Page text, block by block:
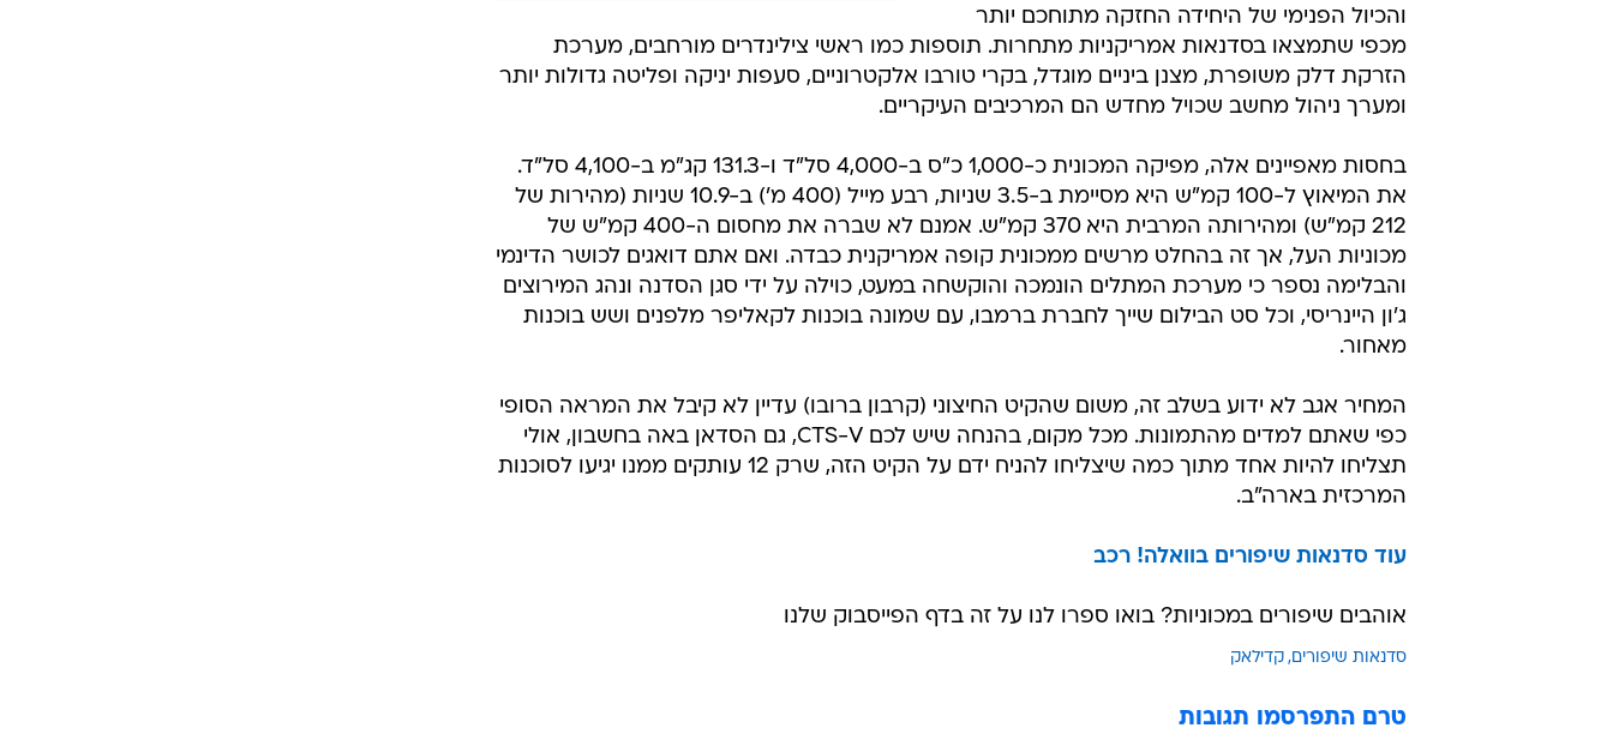
והכיול הפנימי של היחידה החזקה מתוחכם יותר
מכפי שתמצאו בסדנאות אמריקניות מתחרות. תוספות כמו ראשי צילינדרים מורחבים, מערכת
הזרקת דלק משופרת, מצנן ביניים מוגדל, בקרי טורבו אלקטרוניים, סעפות יניקה ופליטה גדולות יותר
ומערך ניהול מחשב שכויל מחדש הם המרכיבים העיקריים.
בחסות מאפיינים אלה, מפיקה המכונית כ-1,000 כ"ס ב-4,000 סל"ד ו-131.3 קג"מ ב-4,100 סל"ד.
את המיאוץ ל-100 קמ"ש היא מסיימת ב-3.5 שניות, רבע מייל (400 מ') ב-10.9 שניות (מהירות של
212 קמ"ש) ומהירותה המרבית היא 370 קמ"ש. אמנם לא שברה את מחסום ה-400 קמ"ש של
מכוניות העל, אך זה בהחלט מרשים ממכונית קופה אמריקנית כבדה. ואם אתם דואגים לכושר הדינמי
והבלימה נספר כי מערכת המתלים הונמכה והוקשחה במעט, כוילה על ידי סגן הסדנה ונהג המירוצים
ג'ון היינריסי, וכל סט הבילום שייך לחברת ברמבו, עם שמונה בוכנות לקאליפר מלפנים ושש בוכנות
מאחור.
המחיר אגב לא ידוע בשלב זה, משום שהקיט החיצוני (קרבון ברובו) עדיין לא קיבל את המראה הסופי
כפי שאתם למדים מהתמונות. מכל מקום, בהנחה שיש לכם CTS-V, גם הסדאן באה בחשבון, אולי
תצליחו להיות אחד מתוך כמה שיצליחו להניח ידם על הקיט הזה, שרק 12 עותקים ממנו יגיעו לסוכנות
המרכזית בארה"ב.
עוד סדנאות שיפורים בוואלה! רכב
אוהבים שיפורים במכוניות? בואו ספרו לנו על זה בדף הפייסבוק שלנו
סדנאות שיפורים קדילאק
טרם התפרסמו תגובות